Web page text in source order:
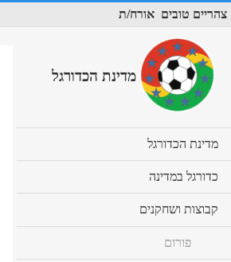
צהריים טובים אורח/ת
מדינת הכדורגל
מדינת הכדורגל
to
כדורגל במדינה
to
קבוצות ושחקנים
to
פורום